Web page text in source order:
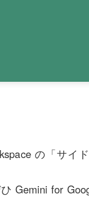
の「サイ
Gemini for